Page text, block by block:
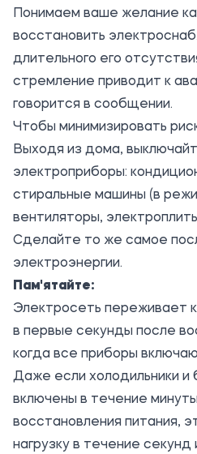
Понимаем ваше желание
восстановить
длительного его
стремление приводит к
говорится в сообщении.
Чтобы минимизировать
Выходя из дома,
электроприборы:
стиральные машины (в
вентиляторы,
Сделайте то же самое
электроэнергии.
Пам'ятайте:
Электросеть переживает
в первые секунды после
когда все приборы
Даже если холодильники и
включены в течение
восстановления питания,
нагрузку в течение